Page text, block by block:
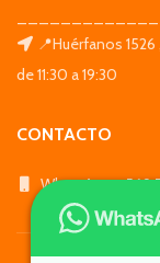
📍Huérfanos
de 11:30 a 19:30
CONTACTO
WhatsApp: +569